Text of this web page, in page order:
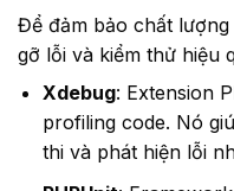
Để đảm bảo chất
gỡ lỗi và kiểm thử hiệu
Xdebug: Extension
profiling code. Nó
thi và phát hiện lỗi